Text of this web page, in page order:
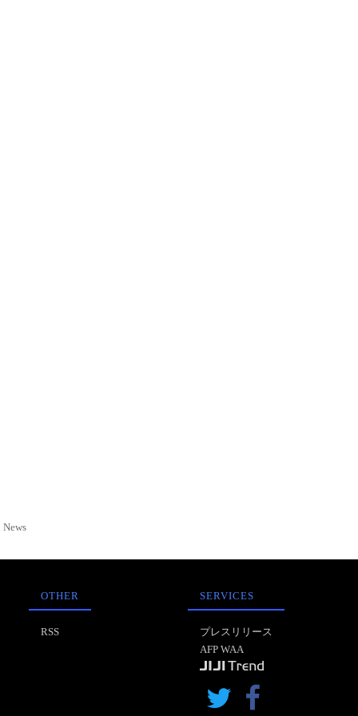
OTHER
RSS
SERVICES
プレスリリース
AFP WAA